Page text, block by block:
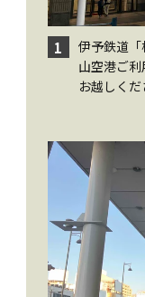
1
伊予鉄道
山空港ご
お越しくだ